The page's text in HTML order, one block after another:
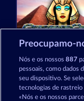
Cleopatra's Crown
Preocupamo-
Nós e os nossos887
pessoais, como dados
seu dispositivo. Se
tecnologias de rastreio
«Nós e os nossos